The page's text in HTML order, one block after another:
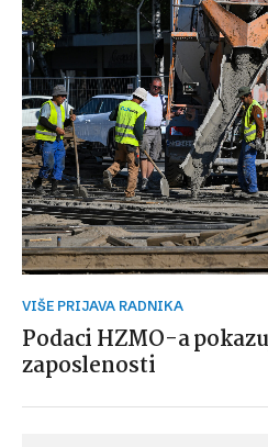
VIŠE PRIJAVA RADNIKA
Podaci HZMO-a
zaposlenosti